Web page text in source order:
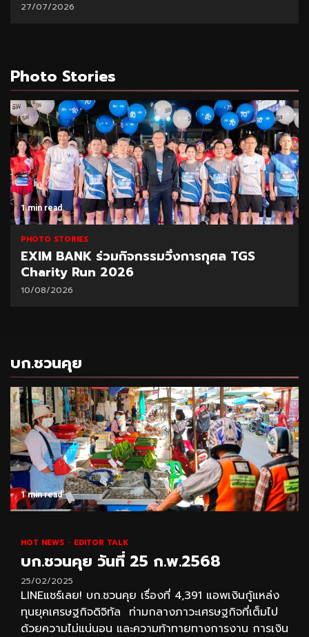
27/07/2026
Photo Stories
1 min read
PHOTO STORIES
EXIM BANK ร่วมกิจกรรมวิ่งการกุศล TGS
Charity Run 2026
10/08/2026
บก.ชวนคุย
1 min read
HOT NEWS EDITOR TALK
บก.ชวนคุย วันที่ 25 ก.พ.2568
25/02/2025
LINEแชร์เลย! บก.ชวนคุย เรื่องที่ 4,391 แอพเงินกู้แหล่ง
ทุนยุคเศรษฐกิจดิจิทัล ท่ามกลางภาวะเศรษฐกิจที่เต็มไป
ด้วยความไม่แน่นอน และความท้าทายทางการงาน การเงิน